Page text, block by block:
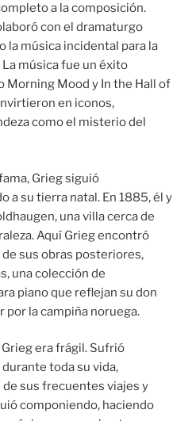
a la composición.
con el dramaturgo
la música incidental para la
música fue un éxito
Morning Mood y In the Hall of
en iconos,
como el misterio del
Grieg siguió
a su tierra natal. En 1885, él y
una villa cerca de
Aquí Grieg encontró
sus obras posteriores,
una colección de
piano que reflejan su don
por la campiña noruega.
era frágil. Sufrió
toda su vida,
sus frecuentes viajes y
componiendo, haciendo